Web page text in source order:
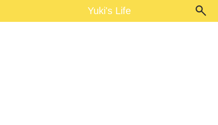
Yuki's LifeYuki's Life